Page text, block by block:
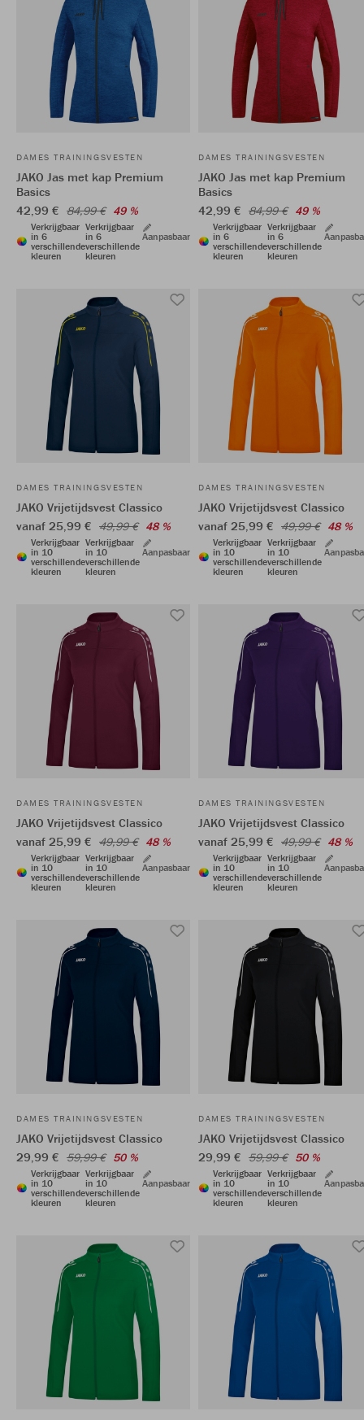
DAMES TRAININGSVESTEN
JAKO Jas met kap Premium
Basics
42,99 € 84,99 € 49 %
Verkrijgbaar
in 6
verschillende
kleuren
Verkrijgbaar
in 6
verschillende
kleuren
Aanpasbaar
DAMES TRAININGSVESTEN
JAKO Jas met kap Premium
Basics
42,99 € 84,99 € 49 %
Verkrijgbaar
in 6
verschillende
kleuren
Verkrijgbaar
in 6
verschillende
kleuren
DAMES TRAININGSVESTEN
JAKO Vrijetijdsvest Classico
vanaf 25,99 € 49,99 € 48 %
Verkrijgbaar
in 10
verschillende
kleuren
Verkrijgbaar
in 10
verschillende
kleuren
Aanpasbaar
DAMES TRAININGSVESTEN
JAKO Vrijetijdsvest Classico
vanaf 25,99 € 49,99 € 48 %
Verkrijgbaar
in 10
verschillende
kleuren
Verkrijgbaar
in 10
verschillende
kleuren
DAMES TRAININGSVESTEN
JAKO Vrijetijdsvest Classico
vanaf 25,99 € 49,99 € 48 %
Verkrijgbaar
in 10
verschillende
kleuren
Verkrijgbaar
in 10
verschillende
kleuren
Aanpasbaar
DAMES TRAININGSVESTEN
JAKO Vrijetijdsvest Classico
vanaf 25,99 € 49,99 € 48 %
Verkrijgbaar
in 10
verschillende
kleuren
Verkrijgbaar
in 10
verschillende
kleuren
DAMES TRAININGSVESTEN
JAKO Vrijetijdsvest Classico
29,99 € 59,99 € 50 %
Verkrijgbaar
in 10
verschillende
kleuren
Verkrijgbaar
in 10
verschillende
kleuren
Aanpasbaar
DAMES TRAININGSVESTEN
JAKO Vrijetijdsvest Classico
29,99 € 59,99 € 50 %
Verkrijgbaar
in 10
verschillende
kleuren
Verkrijgbaar
in 10
verschillende
kleuren